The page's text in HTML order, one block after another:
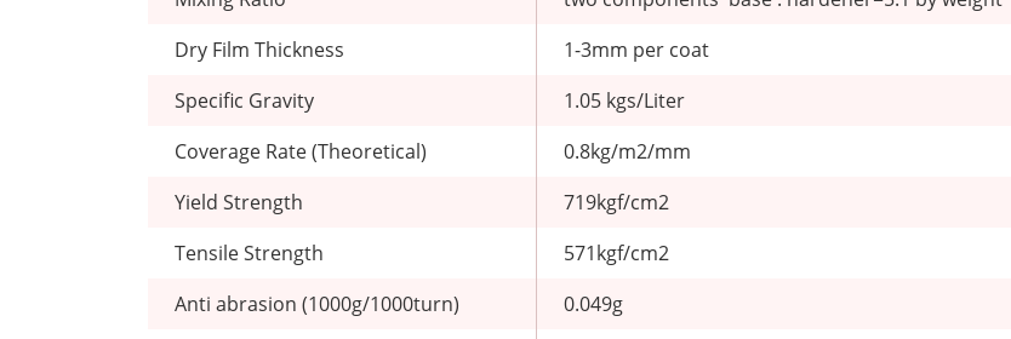
Dry Film Thickness
1-3mm per coat
Specific Gravity
1.05 kgs/Liter
Coverage Rate (Theoretical)
0.8kg/m2/mm
Yield Strength
719kgf/cm2
Tensile Strength
571kgf/cm2
Anti abrasion (1000g/1000turn)
0.049g